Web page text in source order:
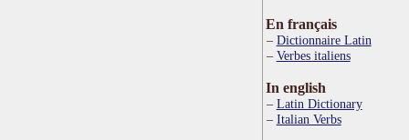
En français
Dictionnaire Latin
Verbes italiens
In english
Latin Dictionary
Italian Verbs